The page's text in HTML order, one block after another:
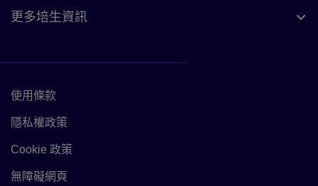
更多培生資訊
使用條款
隱私權政策
Cookie 政策
無障礙網頁